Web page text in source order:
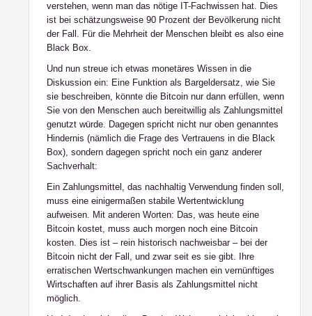
verstehen, wenn man das nötige IT-Fachwissen hat. Dies
ist bei schätzungsweise 90 Prozent der Bevölkerung nicht
der Fall. Für die Mehrheit der Menschen bleibt es also eine
Black Box.
Und nun streue ich etwas monetäres Wissen in die
Diskussion ein: Eine Funktion als Bargeldersatz, wie Sie
sie beschreiben, könnte die Bitcoin nur dann erfüllen, wenn
Sie von den Menschen auch bereitwillig als Zahlungsmittel
genutzt würde. Dagegen spricht nicht nur oben genanntes
Hindernis (nämlich die Frage des Vertrauens in die Black
Box), sondern dagegen spricht noch ein ganz anderer
Sachverhalt:
Ein Zahlungsmittel, das nachhaltig Verwendung finden soll,
muss eine einigermaßen stabile Wertentwicklung
aufweisen. Mit anderen Worten: Das, was heute eine
Bitcoin kostet, muss auch morgen noch eine Bitcoin
kosten. Dies ist – rein historisch nachweisbar – bei der
Bitcoin nicht der Fall, und zwar seit es sie gibt. Ihre
erratischen Wertschwankungen machen ein vernünftiges
Wirtschaften auf ihrer Basis als Zahlungsmittel nicht
möglich.